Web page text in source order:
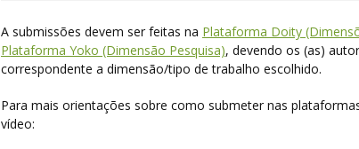
A submissões devem ser feitas na Plataforma Doity
Plataforma Yoko (Dimensão Pesquisa), devendo os (as)
correspondente a dimensão/tipo de trabalho escolhido.
Para mais orientações sobre como submeter nas
vídeo: